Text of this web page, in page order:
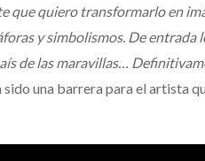
que quiero transformarlo en
y simbolismos. De entrada
de las maravillas…
una barrera para el artista